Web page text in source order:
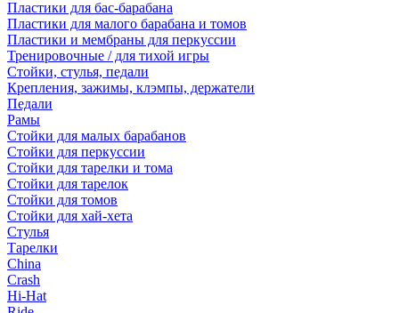
Пластики для бас-барабана
Пластики для малого барабана и томов
Пластики и мембраны для перкуссии
Тренировочные / для тихой игры
Стойки, стулья, педали
Крепления, зажимы, клэмпы, держатели
Педали
Рамы
Стойки для малых барабанов
Стойки для перкуссии
Стойки для тарелки и тома
Стойки для тарелок
Стойки для томов
Стойки для хай-хета
Стулья
Тарелки
China
Crash
Hi-Hat